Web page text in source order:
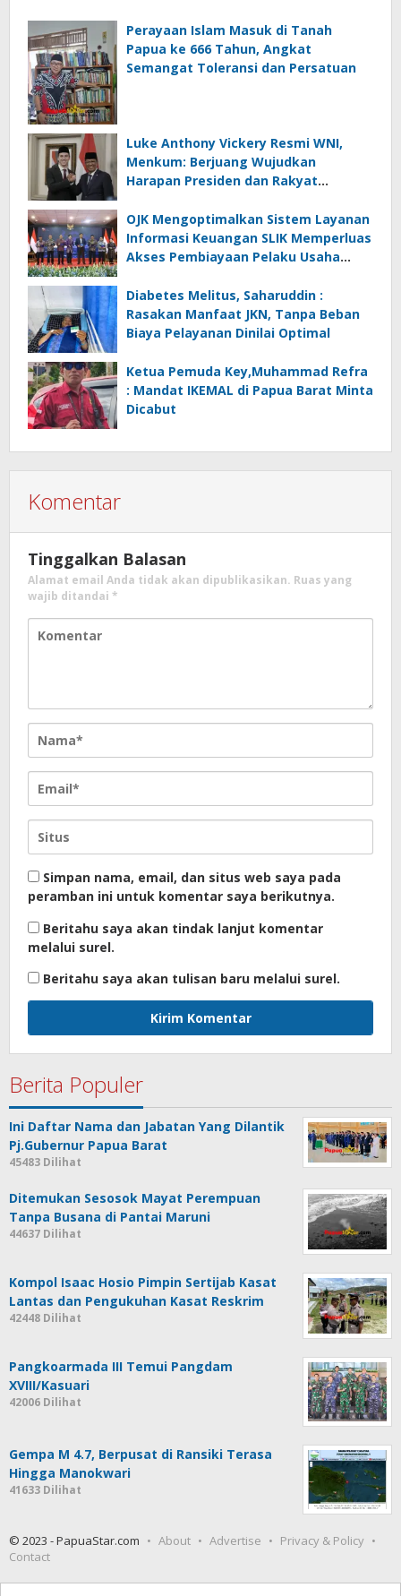
Perayaan Islam Masuk di Tanah
Papua ke 666 Tahun, Angkat
Semangat Toleransi dan Persatuan
Luke Anthony Vickery Resmi WNI,
Menkum: Berjuang Wujudkan
Harapan Presiden dan Rakyat
OJK Mengoptimalkan Sistem Layanan
Informasi Keuangan SLIK Memperluas
Akses Pembiayaan Pelaku Usaha
Diabetes Melitus, Saharuddin :
Rasakan Manfaat JKN, Tanpa Beban
Biaya Pelayanan Dinilai Optimal
Ketua Pemuda Key,Muhammad Refra
: Mandat IKEMAL di Papua Barat Minta
Dicabut
Komentar
Tinggalkan Balasan
Alamat email Anda tidak akan dipublikasikan. Ruas yang
wajib ditandai *
Simpan nama, email, dan situs web saya pada
peramban ini untuk komentar saya berikutnya.
Beritahu saya akan tindak lanjut komentar
melalui surel.
Beritahu saya akan tulisan baru melalui surel.
Berita Populer
Ini Daftar Nama dan Jabatan Yang Dilantik
Pj.Gubernur Papua Barat
45483 Dilihat
Ditemukan Sesosok Mayat Perempuan
Tanpa Busana di Pantai Maruni
44637 Dilihat
Kompol Isaac Hosio Pimpin Sertijab Kasat
Lantas dan Pengukuhan Kasat Reskrim
42448 Dilihat
Pangkoarmada III Temui Pangdam
XVIII/Kasuari
42006 Dilihat
Gempa M 4.7, Berpusat di Ransiki Terasa
Hingga Manokwari
41633 Dilihat
© 2023 - PapuaStar.com About Advertise
Privacy & Policy
Contact